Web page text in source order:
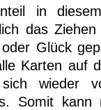
in
das
Glück
Karten auf
wieder
Somit kann